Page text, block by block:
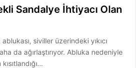
Sandalye İhtiyacı Olan
siviller üzerindeki yıkıcı
da ağırlaştırıyor. Abluka nedeniyle